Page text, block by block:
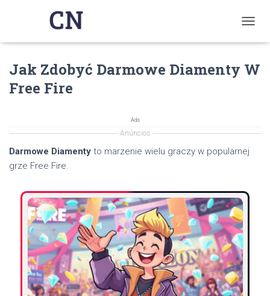
O
G
L
I
A
Jak Zdobyć Darmowe Diamenty W
Free Fire
Ads
Anúncios
Darmowe Diamenty to marzenie wielu graczy w popularnej
grze Free Fire.